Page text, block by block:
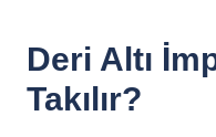
Deri Altı
Takılır?